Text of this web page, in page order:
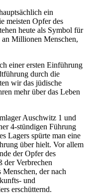
ein
meisten Opfer des
heute als Symbol für
Millionen Menschen,
einer ersten Einführung
durch die
wir das jüdische
mehr über das Leben
Auschwitz 1 und
4-stündigen Führung
Lagers spürte man eine
über hielt. Vor allem
der Opfer des
der Verbrechen
der nach
und
erschütternd.